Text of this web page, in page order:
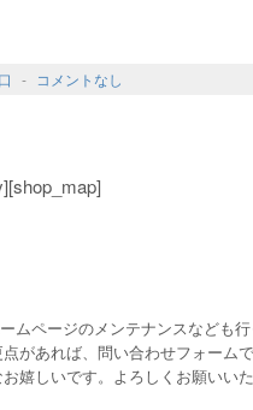
- コメントなし
ページのメンテナンスなども行
があれば、問い合わせフォーム
嬉しいです。よろしくお願いいた